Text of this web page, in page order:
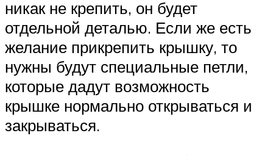
никак не крепить, он будет
отдельной деталью. Если же есть
желание прикрепить крышку, то
нужны будут специальные петли,
которые дадут возможность
крышке нормально открываться и
закрываться.